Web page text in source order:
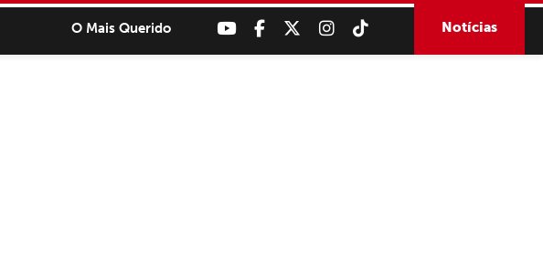
O Mais Querido Notícias